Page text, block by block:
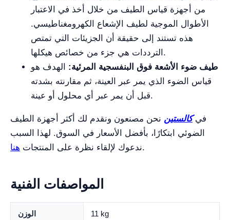
من أجهزة قياس الطيف من خلال أخذ في الاعتبار
الأطوال الموجية لطيف الإشعاع الكهرومغناطيسي.
هذه تستند إلى حقيقة أن الجزيئات التي تمتص
الترددات هي جزء من خصائص هيكلها.
طيف ضوء الأشعة فوق البنفسجية المرئية: الهدف هو
قياس الضوء الذي يمر عبر العينة، ثم مقارنته بشدته
قبل أن يمر عبر أي محلول أو عينة.
فيكالستين نحن مصنعون ونقدم لك أكثر أجهزة الطيف
الضوئي ابتكارًا، بأفضل الأسعار في السوق. لهذا السبب
ندعوك لإلقاء نظرة على المنتجات هنا .
المواصفات الفنية
الوزن 11 kg